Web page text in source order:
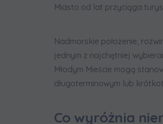
Miasto od lat przyciąga
Nadmorskie położenie,
jednym z najchętniej
Młodym Mieście mogą
długoterminowym lub
Co wyróżnia